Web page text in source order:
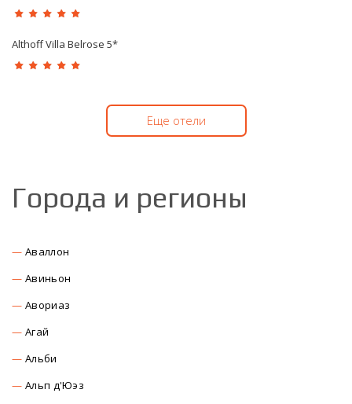
Althoff Villa Belrose 5*
Еще отели
Города и регионы
Аваллон
Авиньон
Авориаз
Агай
Альби
Альп д'Юэз